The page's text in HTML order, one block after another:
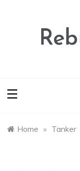
Home » Tanker